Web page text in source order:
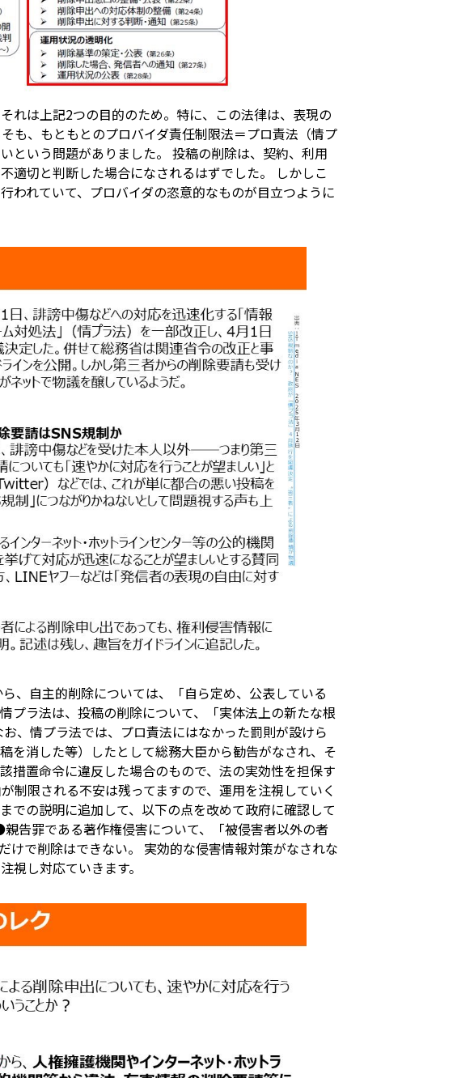
れは上記2つの目的のため。特に、この法律は、表現の
も、もともとのプロバイダ責任制限法＝プロ責法（情プ
という問題がありました。 投稿の削除は、契約、利用
適切と判断した場合になされるはずでした。 しかしこ
われていて、プロバイダの恣意的なものが目立つように
、自主的削除については、「自ら定め、公表している
プラ法は、投稿の削除について、「実体法上の新たな根
、情プラ法では、プロ責法にはなかった罰則が設けら
を消した等）したとして総務大臣から勧告がなされ、そ
措置命令に違反した場合のもので、法の実効性を担保す
制限される不安は残ってますので、運用を注視していく
での説明に追加して、以下の点を改めて政府に確認して
告罪である著作権侵害について、「被侵害者以外の者
けで削除はできない。 実効的な侵害情報対策がなされな
し対応ていきます。